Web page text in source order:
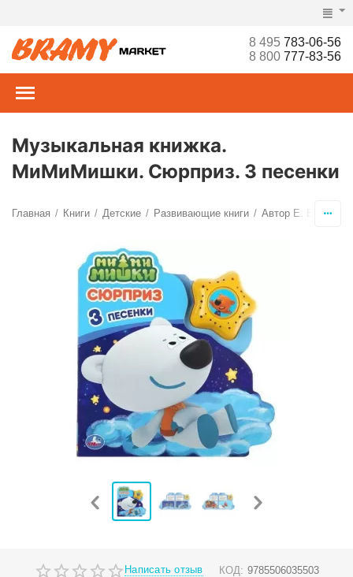
8 495783-06-56
8 800777-83-56
Музыкальная книжка.
МиМиМишки. Сюрприз. 3 песенки
Главная / Книги / Детские / Развивающие книги / Автор Е. Брынчик
Написать отзыв КОД: 9785506035503